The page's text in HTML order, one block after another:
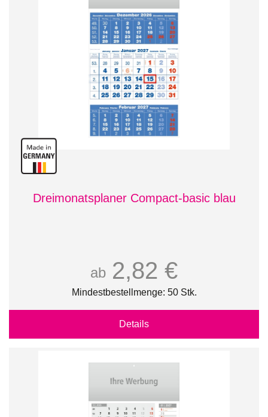
Dreimonatsplaner Compact-basic blau
ab 2,82 €
Mindestbestellmenge: 50 Stk.
Details